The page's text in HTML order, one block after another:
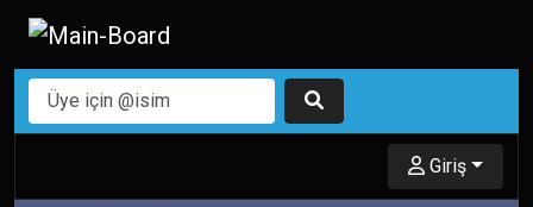
Giriş